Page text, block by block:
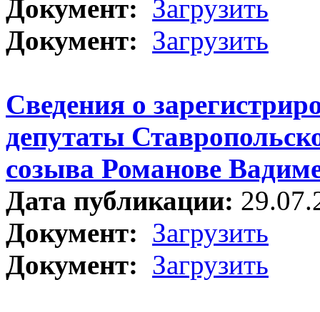
Документ: Загрузить
Документ: Загрузить
Сведения о
депутаты
созыва Романове
Дата публикации:
Документ: Загрузить
Документ: Загрузить